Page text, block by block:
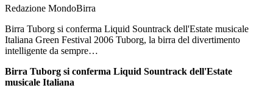
Redazione MondoBirra
Birra Tuborg si conferma Liquid Sountrack dell'Estate musicale
Italiana Green Festival 2006 Tuborg, la birra del divertimento
intelligente da sempre…
Birra Tuborg si conferma Liquid Sountrack dell'Estate
musicale Italiana